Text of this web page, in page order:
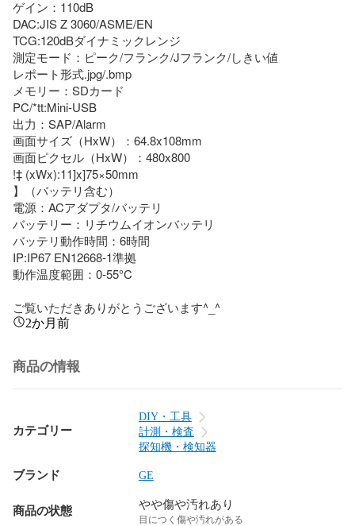
ゲイン：110dB
DAC:JIS Z 3060/ASME/EN
TCG:120dBダイナミックレンジ
測定モード：ピーク/フランク/Jフランク/しきい値
レポート形式.jpg/.bmp
メモリー：SDカード
PC/*tt:Mini-USB
出力：SAP/Alarm
画面サイズ（HxW）：64.8x108mm
画面ピクセル（HxW）：480x800
!‡ (xWx):11]x]75×50mm
】（バッテリ含む）
電源：ACアダプタ/バッテリ
バッテリー：リチウムイオンバッテリ
バッテリ動作時間：6時間
IP:IP67 EN12668-1準拠
動作温度範囲：0-55°C
ご覧いただきありがとうございます^_^
2か月前
商品の情報
カテゴリー
DIY・工具
計測・検査
探知機・検知器
ブランド GE
商品の状態 やや傷や汚れあり
目につく傷や汚れがある